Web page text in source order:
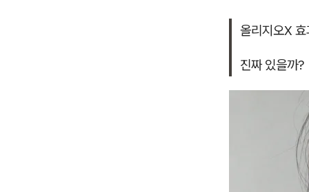
올리지오X
진짜 있을까?